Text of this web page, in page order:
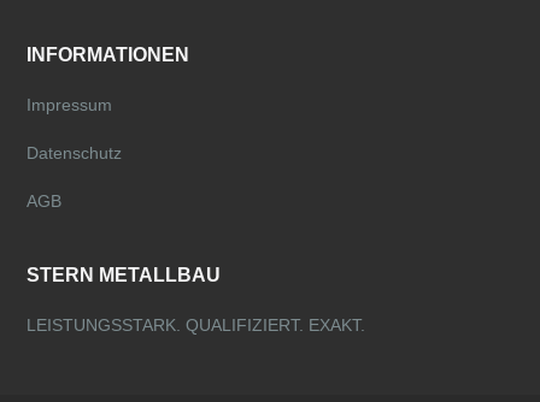
INFORMATIONEN
Impressum
Datenschutz
AGB
STERN METALLBAU
LEISTUNGSSTARK. QUALIFIZIERT. EXAKT.